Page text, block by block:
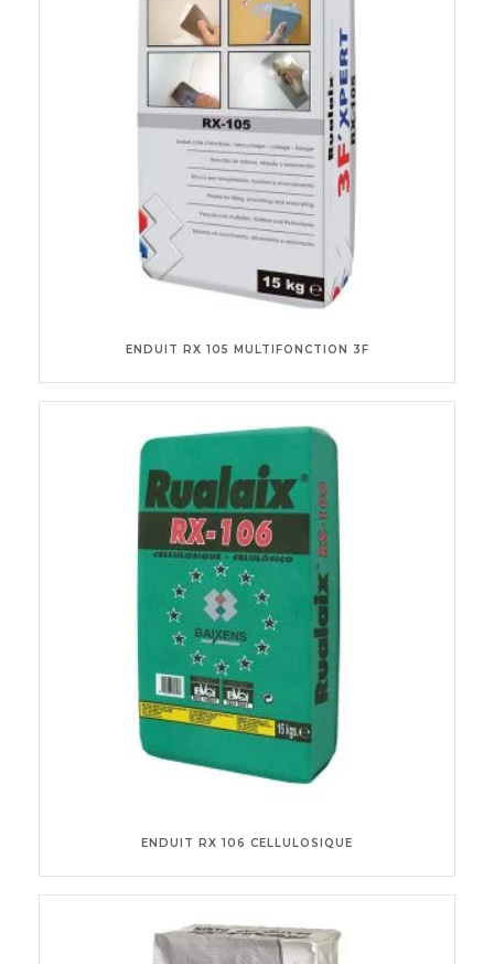
ENDUIT RX 105 MULTIFONCTION 3F
ENDUIT RX 106 CELLULOSIQUE